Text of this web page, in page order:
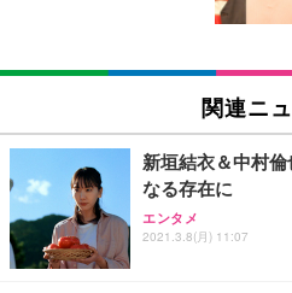
(黒網+黒枠+黒足)
SIHOO B100 オフィ
ュチェア 人間工学
￥27,999
Sezlife オフィスチ
ワーク チェア 強化
能 人間工学 椅子 腰
EIZO ビジネス向け
￥109,572
【純正品】27"ゲー
フック付き（CFI-
Amazonベーシック
x2袋(84枚) ホワイト
￥3,234
ネオ・ルーライフ ネ
り 単品
関連ニ
新垣結衣＆中村
なる存在に
エンタメ
2021.3.8(月) 11:07